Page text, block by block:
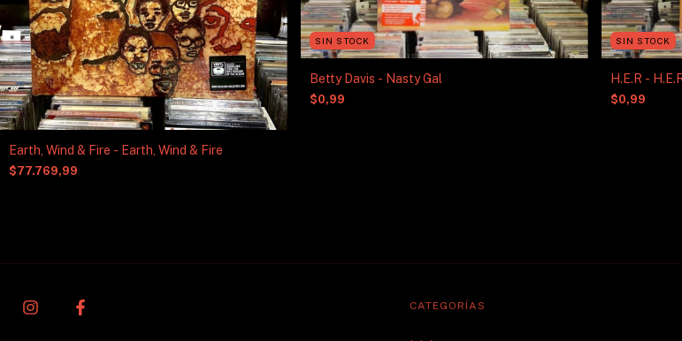
Earth, Wind & Fire - Earth, Wind & Fire
$77.769,99
SIN STOCK
Betty Davis - Nasty Gal
$0,99
SIN STOCK
H.E.R -
$0,99
CATEGORÍAS